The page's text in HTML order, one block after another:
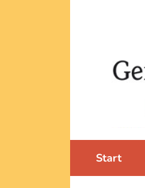
Start